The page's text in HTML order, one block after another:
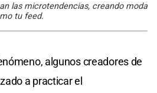
las microtendencias, creando moda
tu feed.
algunos creadores de
a practicar el